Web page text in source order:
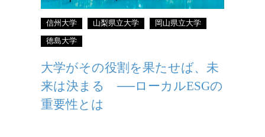
信州大学 山梨県立大学 岡山県立大学
徳島大学
大学がその役割を果たせば、未
来は決まる ──ローカルESGの
重要性とは